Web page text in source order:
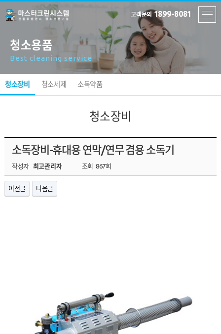
고객문의 1899-8081
청소용품
Best cleaning service
청소장비 청소세제 소독약품
청소장비
소독장비-휴대용 연막/연무 겸용 소독기
작성자 최고관리자 조회 867회
이전글 다음글